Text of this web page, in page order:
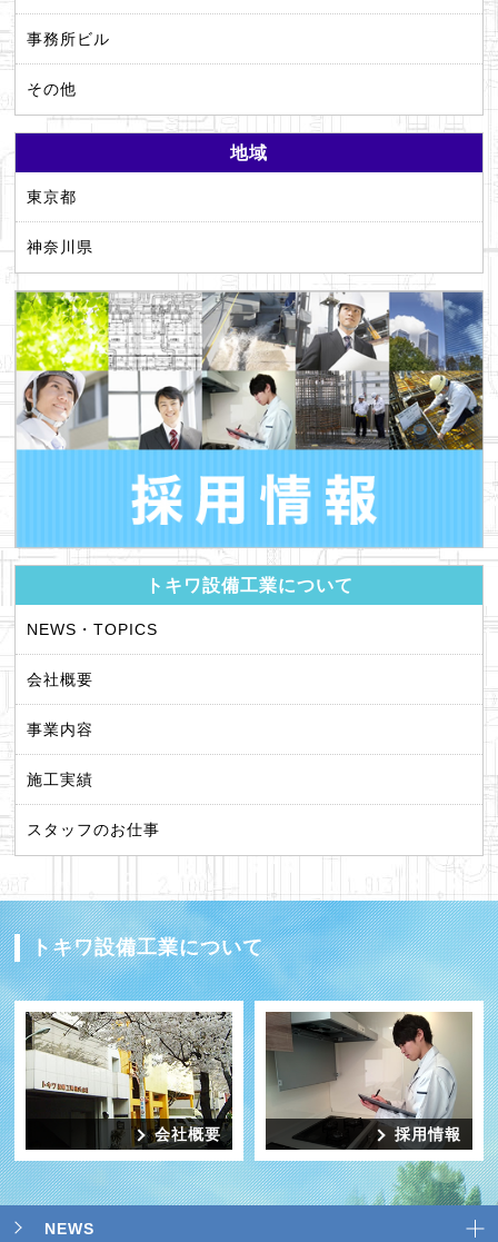
事務所ビル
その他
地域
東京都
神奈川県
トキワ設備工業について
NEWS・TOPICS
会社概要
事業内容
施工実績
スタッフのお仕事
トキワ設備工業について
会社概要 採用情報
NEWS